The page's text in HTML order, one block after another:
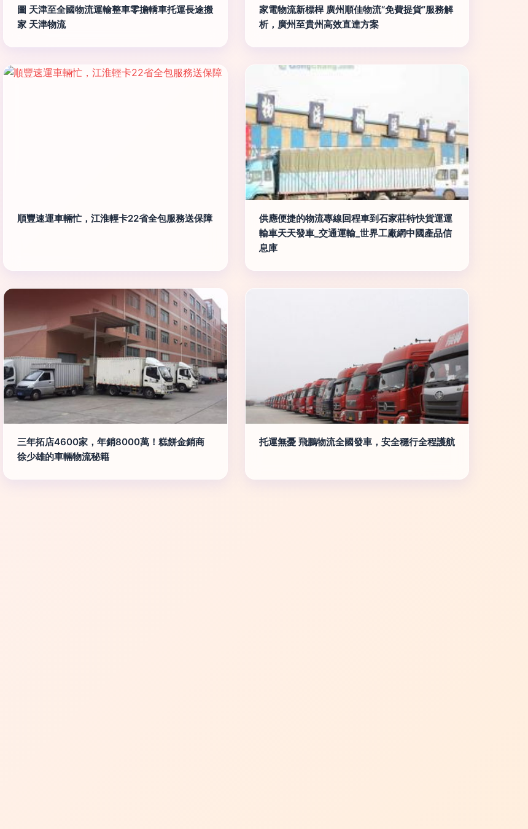
圖 天津至全國物流運輸整車零擔轎車托運長途搬
家 天津物流
家電物流新標桿 廣州順佳物流“免費提貨”服務解
析，廣州至貴州高效直達方案
順豐速運車輛忙，江淮輕卡22省全包服務送保障
供應便捷的物流專線回程車到石家莊特快貨運運
輸車天天發車_交通運輸_世界工廠網中國產品信
息庫
三年拓店4600家，年銷8000萬！糕餅金銷商
徐少雄的車輛物流秘籍
托運無憂 飛鵬物流全國發車，安全穩行全程護航